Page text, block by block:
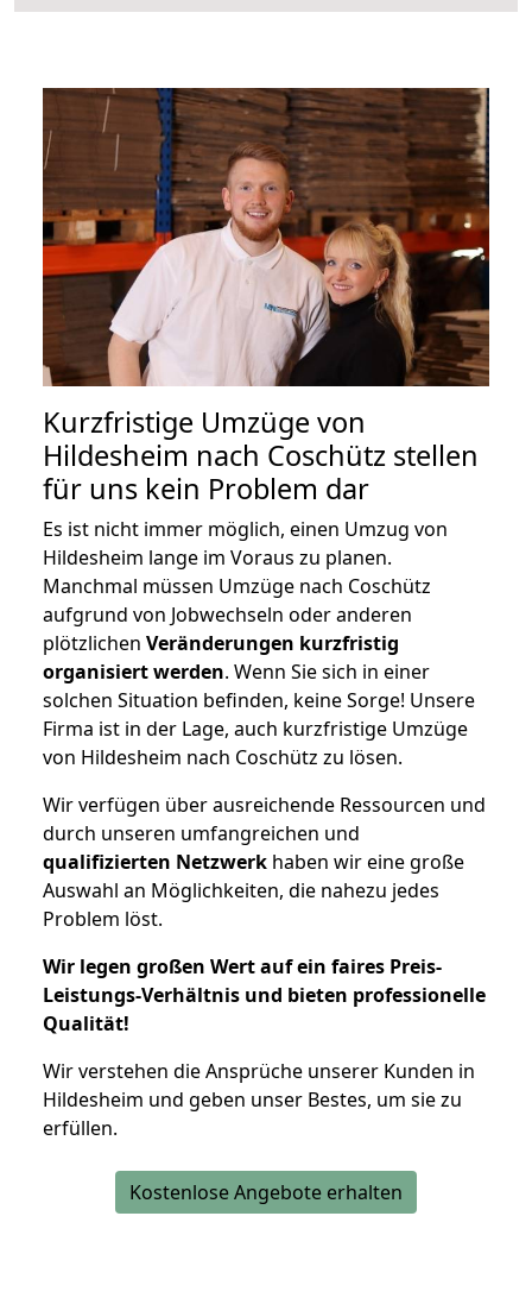
Kurzfristige Umzüge von
Hildesheim nach Coschütz stellen
für uns kein Problem dar
Es ist nicht immer möglich, einen Umzug von
Hildesheim lange im Voraus zu planen.
Manchmal müssen Umzüge nach Coschütz
aufgrund von Jobwechseln oder anderen
plötzlichen Veränderungen kurzfristig
organisiert werden. Wenn Sie sich in einer
solchen Situation befinden, keine Sorge! Unsere
Firma ist in der Lage, auch kurzfristige Umzüge
von Hildesheim nach Coschütz zu lösen.
Wir verfügen über ausreichende Ressourcen und
durch unseren umfangreichen und
qualifizierten Netzwerk haben wir eine große
Auswahl an Möglichkeiten, die nahezu jedes
Problem löst.
Wir legen großen Wert auf ein faires Preis-
Leistungs-Verhältnis und bieten professionelle
Qualität!
Wir verstehen die Ansprüche unserer Kunden in
Hildesheim und geben unser Bestes, um sie zu
erfüllen.
Kostenlose Angebote erhalten